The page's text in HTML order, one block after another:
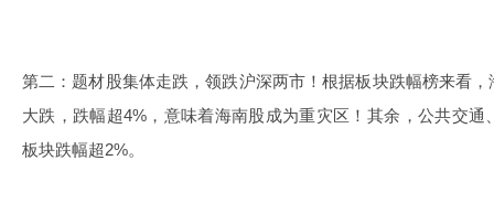
第二：题材股集体走跌，领跌沪深两市！根据板块跌幅榜来看
大跌，跌幅超4%，意味着海南股成为重灾区！其余，公共交
板块跌幅超2%。